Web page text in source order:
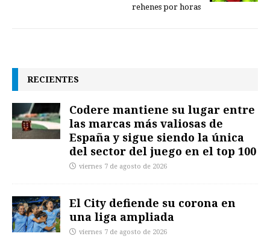
rehenes por horas
RECIENTES
Codere mantiene su lugar entre
las marcas más valiosas de
España y sigue siendo la única
del sector del juego en el top 100
viernes 7 de agosto de 2026
El City defiende su corona en
una liga ampliada
viernes 7 de agosto de 2026